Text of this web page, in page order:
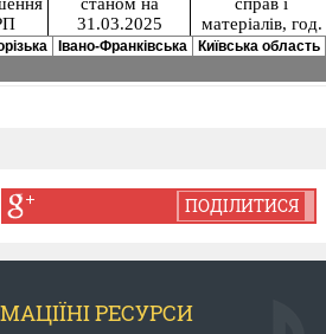
ПОДІЛИТИСЯ
РЕСУРСИ